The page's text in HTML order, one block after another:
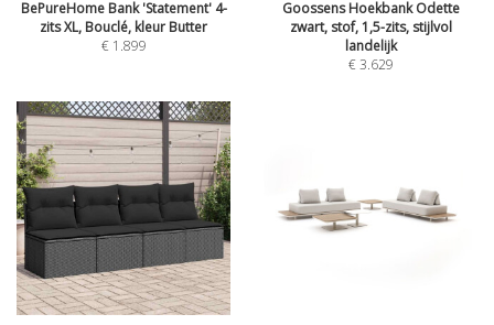
BePureHome Bank 'Statement' 4-
zits XL, Bouclé, kleur Butter
€ 1.899
Goossens Hoekbank Odette
zwart, stof, 1,5-zits, stijlvol
landelijk
€3.629